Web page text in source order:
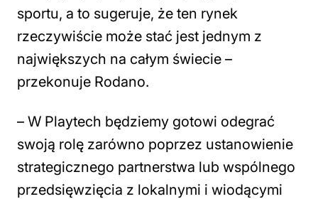
sportu, a to sugeruje, że ten rynek
rzeczywiście może stać jest jednym z
największych na całym świecie –
przekonuje Rodano.
– W Playtech będziemy gotowi odegrać
swoją rolę zarówno poprzez ustanowienie
strategicznego partnerstwa lub wspólnego
przedsięwzięcia z lokalnymi i wiodącymi